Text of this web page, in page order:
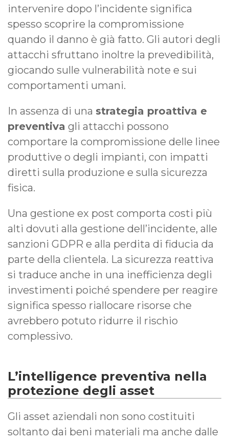
intervenire dopo l’incidente significa
spesso scoprire la compromissione
quando il danno è già fatto. Gli autori degli
attacchi sfruttano inoltre la prevedibilità,
giocando sulle vulnerabilità note e sui
comportamenti umani.
In assenza di una strategia proattiva e
preventiva gli attacchi possono
comportare la compromissione delle linee
produttive o degli impianti, con impatti
diretti sulla produzione e sulla sicurezza
fisica.
Una gestione ex post comporta costi più
alti dovuti alla gestione dell’incidente, alle
sanzioni GDPR e alla perdita di fiducia da
parte della clientela. La sicurezza reattiva
si traduce anche in una inefficienza degli
investimenti poiché spendere per reagire
significa spesso riallocare risorse che
avrebbero potuto ridurre il rischio
complessivo.
L’intelligence preventiva nella
protezione degli asset
Gli asset aziendali non sono costituiti
soltanto dai beni materiali ma anche dalle